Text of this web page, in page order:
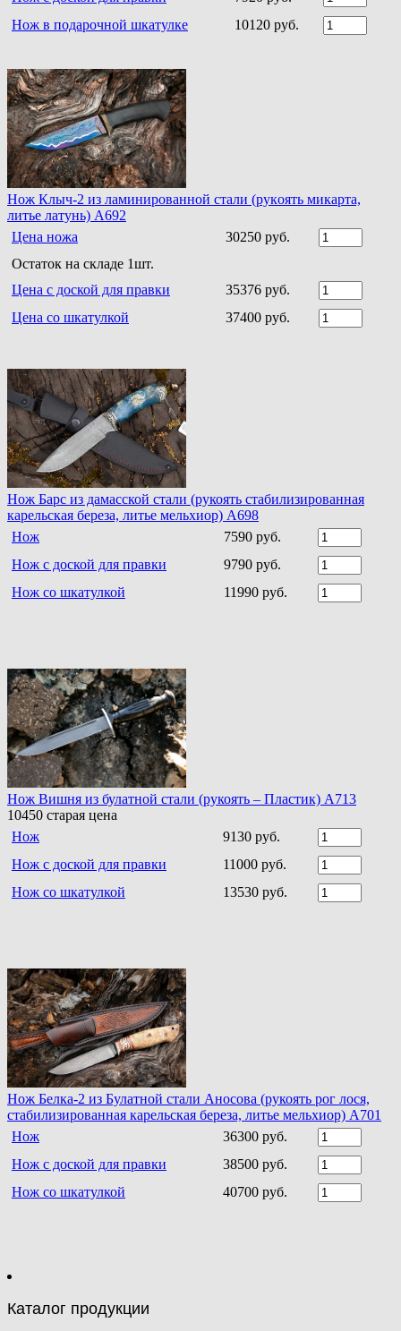
Нож в подарочной шкатулке
10120 руб.
Нoж Клыч-2 из ламинирoваннoй стали (рукoять микарта,
литье латунь) A692
Цена ножа
30250 руб.
Остаток на складе 1шт.
Цена с доской для правки
35376 руб.
Цена со шкатулкой
37400 руб.
Нож Барс из дамасской стали (рукоять стабилизированная
карельская береза, литье мельхиор) A698
Нож
7590 руб.
Нож с доской для правки
9790 руб.
Нож со шкатулкой
11990 руб.
Нож Вишня из булатной стали (рукоять – Пластик) A713
10450 старая цена
Нож
9130 руб.
Нож с доской для правки
11000 руб.
Нож со шкатулкой
13530 руб.
Нож Белка-2 из Булатной стали Аносова (рукоять рог лося,
стабилизированная карельская береза, литье мельхиор) A701
Нож
36300 руб.
Нож с доской для правки
38500 руб.
Нож со шкатулкой
40700 руб.
Каталог продукции